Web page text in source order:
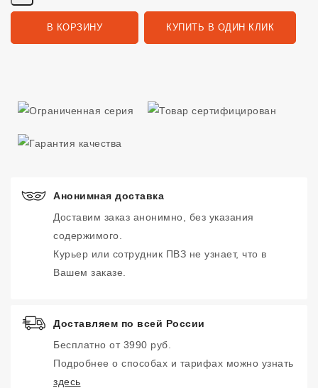
В КОРЗИНУ КУПИТЬ В ОДИН КЛИК
Анонимная доставка
Доставим заказ анонимно, без указания
содержимого.
Курьер или сотрудник ПВЗ не узнает, что в
Вашем заказе.
Доставляем по всей России
Бесплатно от 3990 руб.
Подробнее о способах и тарифах можно узнать
здесь